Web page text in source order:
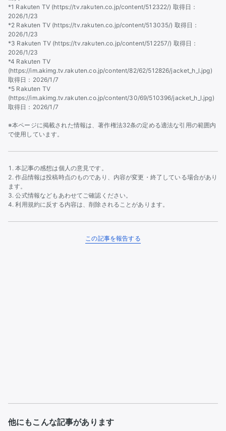
*1 Rakuten TV (https://tv.rakuten.co.jp/content/512322/) 取得日：
2026/1/23
*2 Rakuten TV (https://tv.rakuten.co.jp/content/513035/) 取得日：
2026/1/23
*3 Rakuten TV (https://tv.rakuten.co.jp/content/512257/) 取得日：
2026/1/23
*4 Rakuten TV
(https://im.akimg.tv.rakuten.co.jp/content/82/62/512826/jacket_h_l.jpg)
取得日：2026/1/7
*5 Rakuten TV
(https://im.akimg.tv.rakuten.co.jp/content/30/69/510396/jacket_h_l.jpg)
取得日：2026/1/7
※本ページに掲載された情報は、著作権法32条の定める適法な引用の範囲内
で使用しています。
本記事の感想は個人の意見です。
作品情報は投稿時点のものであり、内容が変更・終了している場合があり
ます。
公式情報などもあわせてご確認ください。
利用規約に反する内容は、削除されることがあります。
この記事を報告する
他にもこんな記事があります